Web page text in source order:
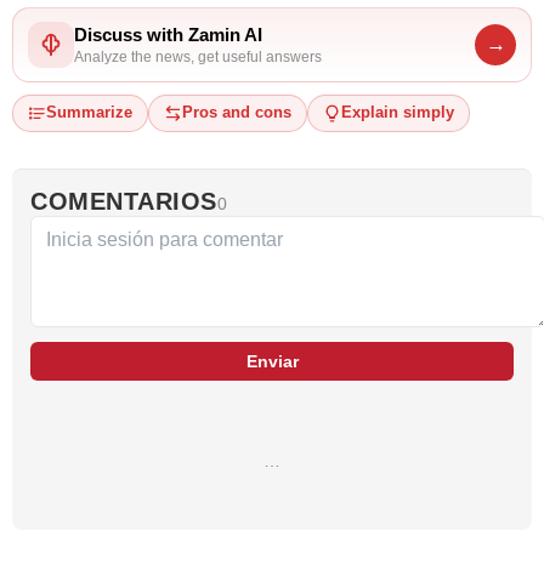
Discuss with Zamin AI
Analyze the news, get useful answers
→
Summarize Pros and cons Explain simply
COMENTARIOS0
Enviar
…